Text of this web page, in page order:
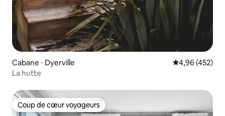
Cabane ⋅ Dyerville Évaluation
4,96 (452)
La hutte
Coup de cœur voyageurs
Coup de cœur voyageurs